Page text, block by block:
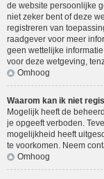
de website persoonlijke
niet zeker bent of deze
registreren van
raadgever voor meer
geen wettelijke
voor deze wetgeving,
Omhoog
Waarom kan ik niet
Mogelijk heeft de
je opgeeft verboden.
mogelijkheid heeft
te voorkomen. Neem
Omhoog